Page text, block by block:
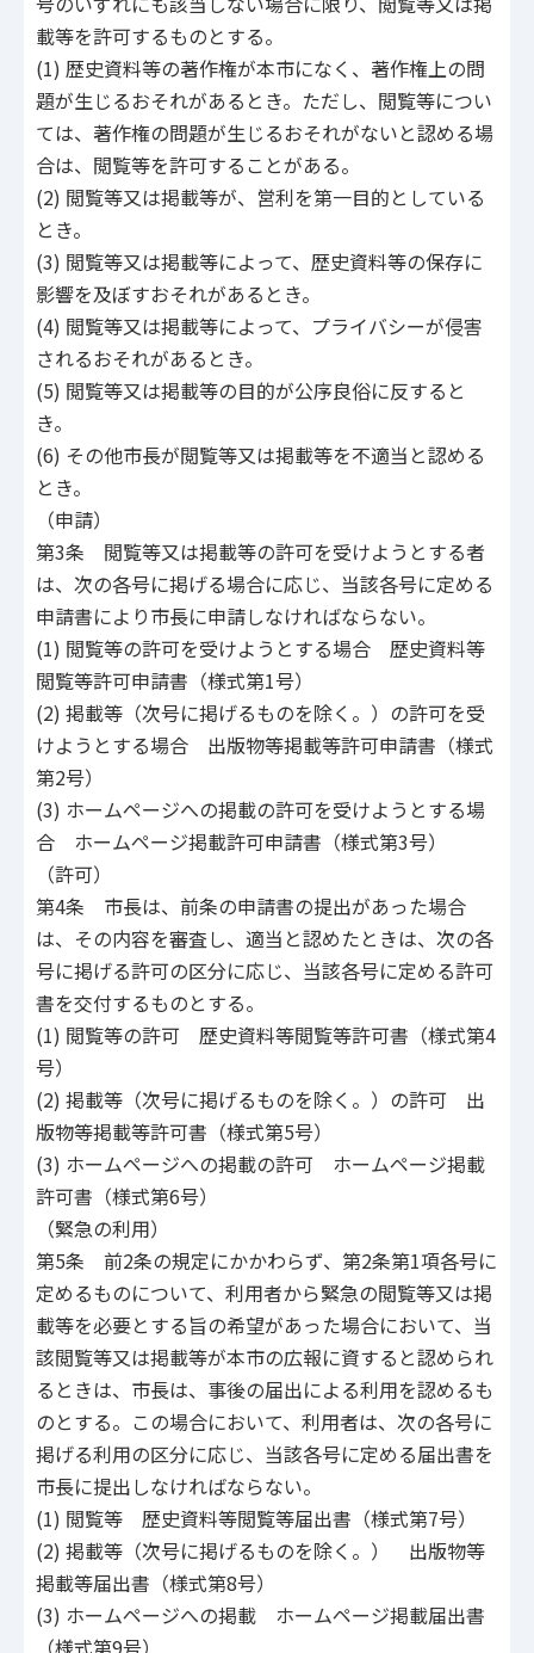
載等を許可するものとする。
(1) 歴史資料等の著作権が本市になく、著作権上の問
題が生じるおそれがあるとき。ただし、閲覧等につい
ては、著作権の問題が生じるおそれがないと認める場
合は、閲覧等を許可することがある。
(2) 閲覧等又は掲載等が、営利を第一目的としている
とき。
(3) 閲覧等又は掲載等によって、歴史資料等の保存に
影響を及ぼすおそれがあるとき。
(4) 閲覧等又は掲載等によって、プライバシーが侵害
されるおそれがあるとき。
(5) 閲覧等又は掲載等の目的が公序良俗に反すると
き。
(6) その他市長が閲覧等又は掲載等を不適当と認める
とき。
（申請）
第3条 閲覧等又は掲載等の許可を受けようとする者
は、次の各号に掲げる場合に応じ、当該各号に定める
申請書により市長に申請しなければならない。
(1) 閲覧等の許可を受けようとする場合 歴史資料等
閲覧等許可申請書（様式第1号）
(2) 掲載等（次号に掲げるものを除く。）の許可を受
けようとする場合 出版物等掲載等許可申請書（様式
第2号）
(3) ホームページへの掲載の許可を受けようとする場
合 ホームページ掲載許可申請書（様式第3号）
（許可）
第4条 市長は、前条の申請書の提出があった場合
は、その内容を審査し、適当と認めたときは、次の各
号に掲げる許可の区分に応じ、当該各号に定める許可
書を交付するものとする。
(1) 閲覧等の許可 歴史資料等閲覧等許可書（様式第4
号）
(2) 掲載等（次号に掲げるものを除く。）の許可 出
版物等掲載等許可書（様式第5号）
(3) ホームページへの掲載の許可 ホームページ掲載
許可書（様式第6号）
（緊急の利用）
第5条 前2条の規定にかかわらず、第2条第1項各号に
定めるものについて、利用者から緊急の閲覧等又は掲
載等を必要とする旨の希望があった場合において、当
該閲覧等又は掲載等が本市の広報に資すると認められ
るときは、市長は、事後の届出による利用を認めるも
のとする。この場合において、利用者は、次の各号に
掲げる利用の区分に応じ、当該各号に定める届出書を
市長に提出しなければならない。
(1) 閲覧等 歴史資料等閲覧等届出書（様式第7号）
(2) 掲載等（次号に掲げるものを除く。） 出版物等
掲載等届出書（様式第8号）
(3) ホームページへの掲載 ホームページ掲載届出書
（様式第9号）